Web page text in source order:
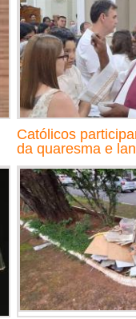
Católicos
da quaresma e